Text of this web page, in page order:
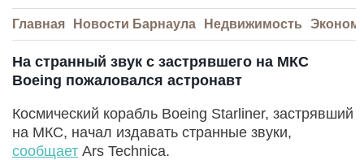
Главная Новости Барнаула Недвижимость
На странный звук с застрявшего на МКС
Boeing пожаловался астронавт
Космический корабль Boeing Starliner, застрявший
на МКС, начал издавать странные звуки,
сообщает Ars Technica.